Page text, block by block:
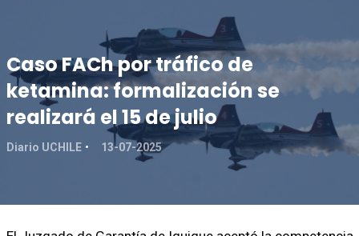
Caso FACh por tráfico de
ketamina: formalización se
realizará el 15 de julio
Diario UCHILE 13-07-2025